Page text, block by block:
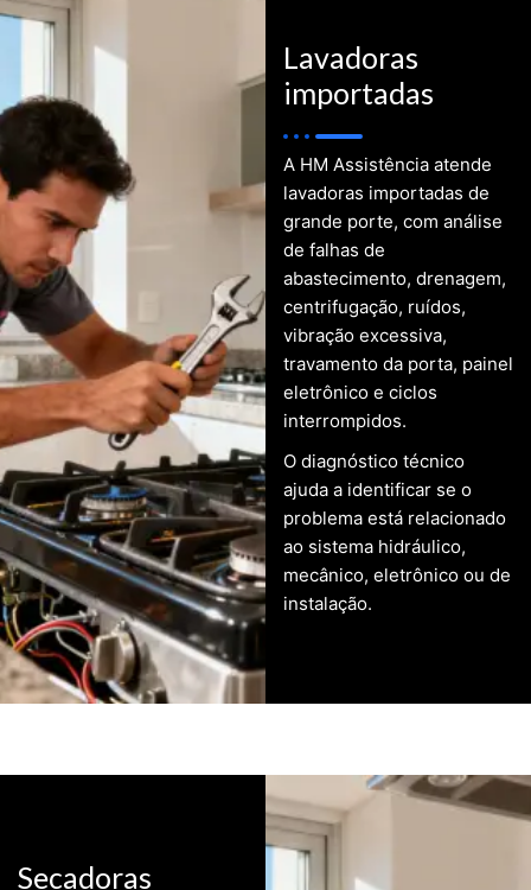
Lavadoras
importadas
A HM Assistência atende
lavadoras importadas de
grande porte, com análise
de falhas de
abastecimento, drenagem,
centrifugação, ruídos,
vibração excessiva,
travamento da porta, painel
eletrônico e ciclos
interrompidos.
O diagnóstico técnico
ajuda a identificar se o
problema está relacionado
ao sistema hidráulico,
mecânico, eletrônico ou de
instalação.
Secadoras